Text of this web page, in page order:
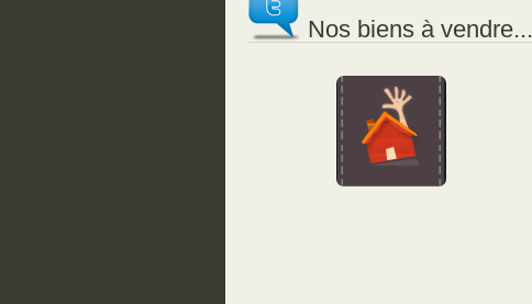
Nos biens à vendre...